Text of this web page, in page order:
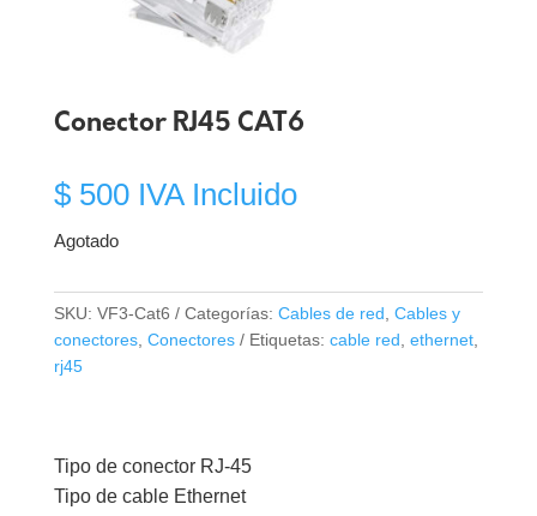
Conector RJ45 CAT6
$500 IVA Incluido
Agotado
SKU: VF3-Cat6 Categorías: Cables de red Cables y
conectores, Conectores Etiquetas: cable red ethernet,
rj45
Tipo de conector RJ-45
Tipo de cable Ethernet